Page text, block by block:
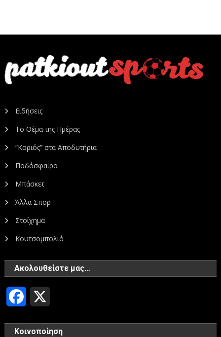
Ειδήσεις
Το Θέμα της Ημέρας
“Κοριός” στα Αποδυτήρια
Ποδόσφαιρο
Μπάσκετ
Άλλα Σπορ
Στοίχημα
Κουτσομπολιό
Ακολουθείστε μας…
Facebook
Κοινοποίηση